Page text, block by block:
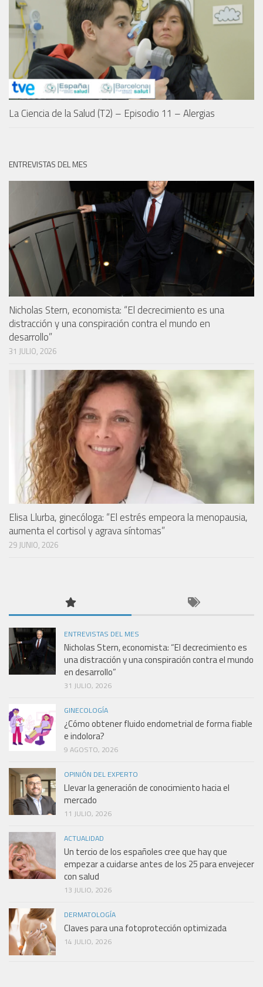
La Ciencia de la Salud (T2) – Episodio 11 – Alergias
ENTREVISTAS DEL MES
Nicholas Stern, economista: “El decrecimiento es una
distracción y una conspiración contra el mundo en
desarrollo”
31 JULIO, 2026
Elisa Llurba, ginecóloga: “El estrés empeora la menopausia,
aumenta el cortisol y agrava síntomas”
29 JUNIO, 2026
ENTREVISTAS DEL MES
Nicholas Stern, economista: “El decrecimiento es
una distracción y una conspiración contra el mundo
en desarrollo”
31 JULIO, 2026
GINECOLOGÍA
¿Cómo obtener fluido endometrial de forma fiable
e indolora?
9 AGOSTO, 2026
OPINIÓN DEL EXPERTO
Llevar la generación de conocimiento hacia el
mercado
11 JULIO, 2026
ACTUALIDAD
Un tercio de los españoles cree que hay que
empezar a cuidarse antes de los 25 para envejecer
con salud
13 JULIO, 2026
DERMATOLOGÍA
Claves para una fotoprotección optimizada
14 JULIO, 2026